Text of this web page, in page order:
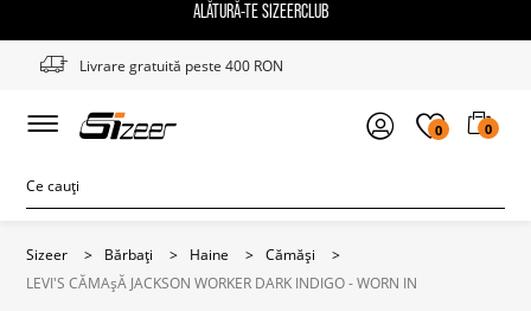
ALĂTURĂ-TE SIZEERCLUB
Livrare gratuită peste 400 RON
0 0
Sizeer > Bărbați > Haine > Cămăși
>
LEVI'S CĂMAșĂ JACKSON WORKER DARK INDIGO - WORN IN